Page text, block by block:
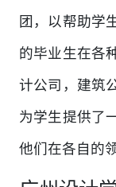
团，以帮助学
的毕业生在各
计公司，建筑
为学生提供了
他们在各自的